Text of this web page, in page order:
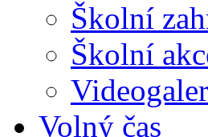
Školní
Školní
Volný čas